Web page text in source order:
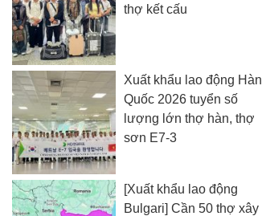
thợ kết cấu
Xuất khẩu lao động Hàn
Quốc 2026 tuyển số
lượng lớn thợ hàn, thợ
sơn E7-3
[Xuất khẩu lao động
Bulgari] Cần 50 thợ xây